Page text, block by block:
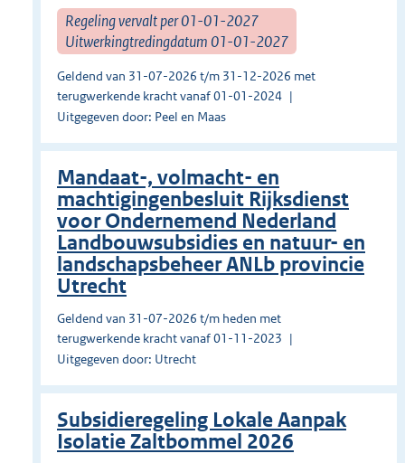
Regeling vervalt per 01-01-2027
Uitwerkingtredingdatum 01-01-2027
Geldend van 31-07-2026 t/m 31-12-2026 met
terugwerkende kracht vanaf 01-01-2024
Uitgegeven door: Peel en Maas
Mandaat-, volmacht- en
machtigingenbesluit Rijksdienst
voor Ondernemend Nederland
Landbouwsubsidies en natuur- en
landschapsbeheer ANLb provincie
Utrecht
Geldend van 31-07-2026 t/m heden met
terugwerkende kracht vanaf 01-11-2023
Uitgegeven door: Utrecht
Subsidieregeling Lokale Aanpak
Isolatie Zaltbommel 2026